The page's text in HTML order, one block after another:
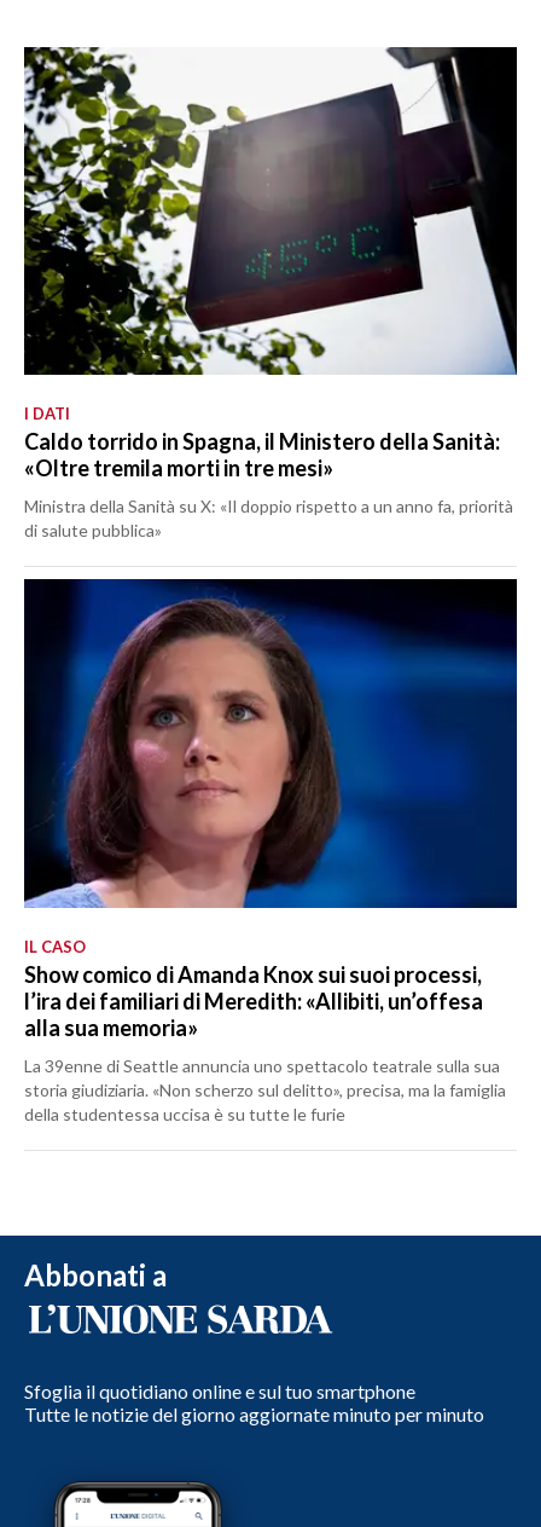
I DATI
Caldo torrido in Spagna, il Ministero della Sanità:
«Oltre tremila morti in tre mesi»
Ministra della Sanità su X: «Il doppio rispetto a un anno fa, priorità
di salute pubblica»
IL CASO
Show comico di Amanda Knox sui suoi processi,
l’ira dei familiari di Meredith: «Allibiti, un’offesa
alla sua memoria»
La 39enne di Seattle annuncia uno spettacolo teatrale sulla sua
storia giudiziaria. «Non scherzo sul delitto», precisa, ma la famiglia
della studentessa uccisa è su tutte le furie
Abbonati a
Sfoglia il quotidiano online e sul tuo smartphone
Tutte le notizie del giorno aggiornate minuto per minuto